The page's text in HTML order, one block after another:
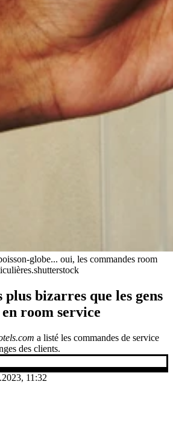
globe... oui, les commandes room
shutterstock
plus bizarres que les gens
room service
a listé les commandes de service
des clients.
11:32